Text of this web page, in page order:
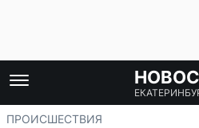
ПРОИСШЕСТВИЯ